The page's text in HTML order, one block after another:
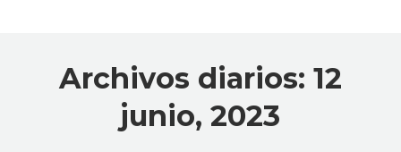
Archivos diarios: 12
junio, 2023